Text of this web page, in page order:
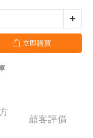
立即購買
顧客評價